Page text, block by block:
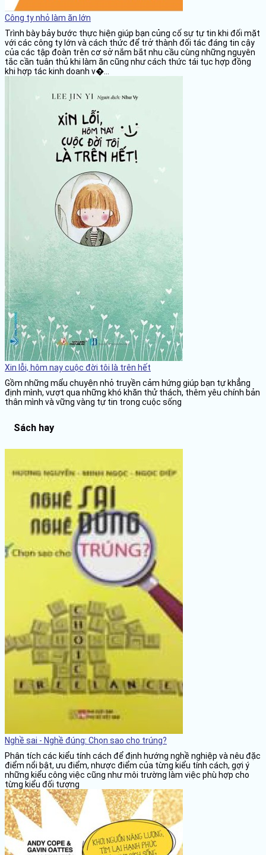
Công ty nhỏ làm ăn lớn
Trình bày bảy bước thực hiện giúp bạn củng cố sự tự tin khi đối mặt
với các công ty lớn và cách thức để trở thành đối tác đáng tin cậy
của các tập đoàn trên cơ sở nắm bắt nhu cầu cùng những nguyên
tắc cần tuân thủ khi làm ăn cũng như cách thức tái tục hợp đồng
khi hợp tác kinh doanh v�...
Xin lỗi, hôm nay cuộc đời tôi là trên hết
Gồm những mẩu chuyện nhỏ truyền cảm hứng giúp bạn tự khẳng
định mình, vượt qua những khó khăn thử thách, thêm yêu chính bản
thân mình và vững vàng tự tin trong cuộc sống
Sách hay
Nghề sai - Nghề đúng: Chọn sao cho trúng?
Phân tích các kiểu tính cách để định hướng nghề nghiệp và nêu đặc
điểm nổi bật, ưu điểm, nhược điểm của từng kiểu tính cách, gợi ý
những kiểu công việc cũng như môi trường làm việc phù hợp cho
từng kiểu đối tượng